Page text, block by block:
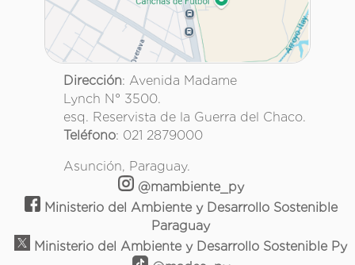
Dirección: Avenida Madame
Lynch N° 3500.
esq. Reservista de la Guerra del Chaco.
Teléfono: 021 2879000
Asunción, Paraguay.
@mambiente_py
Ministerio del Ambiente y Desarrollo Sostenible
Paraguay
Ministerio del Ambiente y Desarrollo Sostenible Py